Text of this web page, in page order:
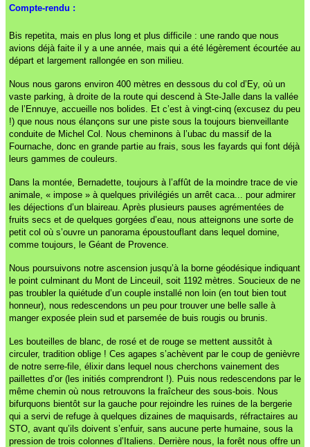
Compte-rendu :
Bis repetita, mais en plus long et plus difficile : une rando que nous
avions déjà faite il y a une année, mais qui a été légèrement écourtée au
départ et largement rallongée en son milieu.
Nous nous garons environ 400 mètres en dessous du col d’Ey, où un
vaste parking, à droite de la route qui descend à Ste-Jalle dans la vallée
de l’Ennuye, accueille nos bolides. Et c’est à vingt-cinq (excusez du peu
!) que nous nous élançons sur une piste sous la toujours bienveillante
conduite de Michel Col. Nous cheminons à l’ubac du massif de la
Fournache, donc en grande partie au frais, sous les fayards qui font déjà
leurs gammes de couleurs.
Dans la montée, Bernadette, toujours à l’affût de la moindre trace de vie
animale, « impose » à quelques privilégiés un arrêt caca... pour admirer
les déjections d’un blaireau. Après plusieurs pauses agrémentées de
fruits secs et de quelques gorgées d’eau, nous atteignons une sorte de
petit col où s’ouvre un panorama époustouflant dans lequel domine,
comme toujours, le Géant de Provence.
Nous poursuivons notre ascension jusqu’à la borne géodésique indiquant
le point culminant du Mont de Linceuil, soit 1192 mètres. Soucieux de ne
pas troubler la quiétude d’un couple installé non loin (en tout bien tout
honneur), nous redescendons un peu pour trouver une belle salle à
manger exposée plein sud et parsemée de buis rougis ou brunis.
Les bouteilles de blanc, de rosé et de rouge se mettent aussitôt à
circuler, tradition oblige ! Ces agapes s’achèvent par le coup de genièvre
de notre serre-file, élixir dans lequel nous cherchons vainement des
paillettes d’or (les initiés comprendront !). Puis nous redescendons par le
même chemin où nous retrouvons la fraîcheur des sous-bois. Nous
bifurquons bientôt sur la gauche pour rejoindre les ruines de la bergerie
qui a servi de refuge à quelques dizaines de maquisards, réfractaires au
STO, avant qu’ils doivent s’enfuir, sans aucune perte humaine, sous la
pression de trois colonnes d’Italiens. Derrière nous, la forêt nous offre un